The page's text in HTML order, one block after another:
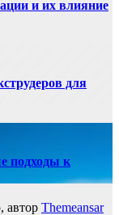
и их влияние
для
подходы к
автор Themeansar